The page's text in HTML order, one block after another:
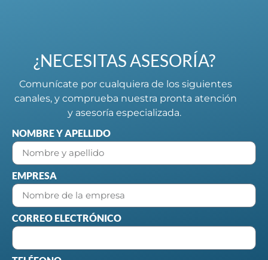
¿NECESITAS ASESORÍA?
Comunícate por cualquiera de los siguientes
canales, y comprueba nuestra pronta atención
y asesoría especializada.
NOMBRE Y APELLIDO
EMPRESA
CORREO ELECTRÓNICO